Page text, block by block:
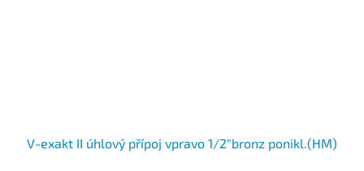
V-exakt II úhlový přípoj vpravo 1/2"bronz ponikl.(HM)